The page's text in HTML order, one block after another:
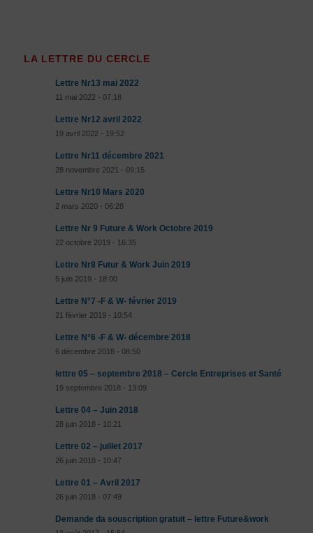
LA LETTRE DU CERCLE
Lettre Nr13 mai 2022
11 mai 2022 - 07:18
Lettre Nr12 avril 2022
19 avril 2022 - 19:52
Lettre Nr11 décembre 2021
28 novembre 2021 - 09:15
Lettre Nr10 Mars 2020
2 mars 2020 - 06:28
Lettre Nr 9 Future & Work Octobre 2019
22 octobre 2019 - 16:35
Lettre Nr8 Futur & Work Juin 2019
5 juin 2019 - 18:00
Lettre N°7 -F & W- février 2019
21 février 2019 - 10:54
Lettre N°6 -F & W- décembre 2018
6 décembre 2018 - 08:50
lettre 05 – septembre 2018 – Cercle Entreprises et Santé
19 septembre 2018 - 13:09
Lettre 04 – Juin 2018
28 juin 2018 - 10:21
Lettre 02 – juillet 2017
26 juin 2018 - 10:47
Lettre 01 – Avril 2017
26 juin 2018 - 07:49
Demande da souscription gratuit – lettre Future&work